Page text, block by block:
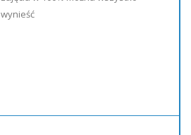
wynieść